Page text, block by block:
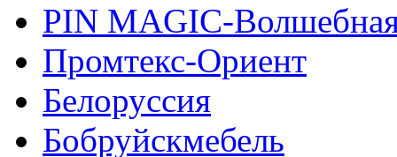
PIN MAGIС-
Промтекс-Ориент
Белоруссия
Бобруйскмебель